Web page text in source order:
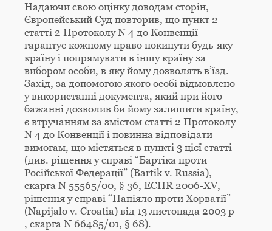
Надаючи свою оцінку доводам сторін,
Європейський Суд повторив, що пункт 2
статті 2 Протоколу N 4 до Конвенції
гарантує кожному право покинути будь-яку
країну і попрямувати в іншу країну за
вибором особи, в яку йому дозволять в’їзд.
Захід, за допомогою якого особі відмовлено
у використанні документа, який при його
бажанні дозволив би йому залишити країну,
є втручанням за змістом статті 2 Протоколу
N 4 до Конвенції і повинна відповідати
вимогам, що містяться в пункті 3 цієї статті
(див. рішення у справі “Бартіка проти
Російської Федерації” (Bartik v. Russia),
скарга N 55565/00, § 36, ECHR 2006-XV,
рішення у справі “Напіяло проти Хорватії”
(Napijalo v. Croatia) від 13 листопада 2003 р
, скарга N 66485/01, § 68).